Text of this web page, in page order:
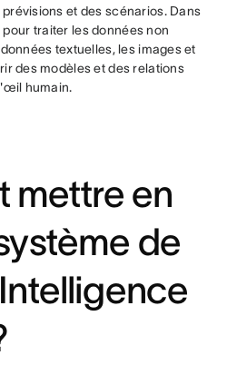
et des scénarios. Dans
traiter les données non
textuelles, les images et
des modèles et des relations
humain.
mettre en
de